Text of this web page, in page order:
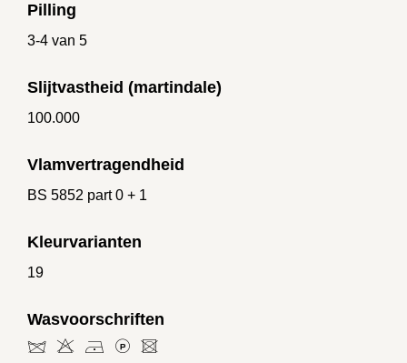
Pilling
3-4 van 5
Slijtvastheid (martindale)
100.000
Vlamvertragendheid
BS 5852 part 0 + 1
Kleurvarianten
19
Wasvoorschriften
dHDLU